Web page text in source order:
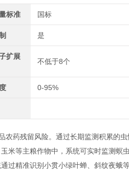
标准 国标
是
扩展
不低于8个
0-95%
药残留风险。通过长期监测积累的
米等主粮作物中，系统可实时监测螟
过精准识别小贯小绿叶蝉、斜纹夜蛾